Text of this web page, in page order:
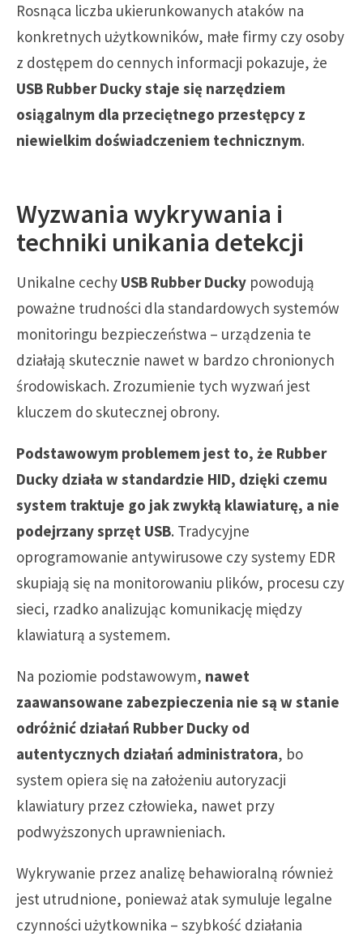
Rosnąca liczba ukierunkowanych ataków na
konkretnych użytkowników, małe firmy czy osoby
z dostępem do cennych informacji pokazuje, że
USB Rubber Ducky staje się narzędziem
osiągalnym dla przeciętnego przestępcy z
niewielkim doświadczeniem technicznym.
Wyzwania wykrywania i
techniki unikania detekcji
Unikalne cechy USB Rubber Ducky powodują
poważne trudności dla standardowych systemów
monitoringu bezpieczeństwa – urządzenia te
działają skutecznie nawet w bardzo chronionych
środowiskach. Zrozumienie tych wyzwań jest
kluczem do skutecznej obrony.
Podstawowym problemem jest to, że Rubber
Ducky działa w standardzie HID, dzięki czemu
system traktuje go jak zwykłą klawiaturę, a nie
podejrzany sprzęt USB. Tradycyjne
oprogramowanie antywirusowe czy systemy EDR
skupiają się na monitorowaniu plików, procesu czy
sieci, rzadko analizując komunikację między
klawiaturą a systemem.
Na poziomie podstawowym, nawet
zaawansowane zabezpieczenia nie są w stanie
odróżnić działań Rubber Ducky od
autentycznych działań administratora, bo
system opiera się na założeniu autoryzacji
klawiatury przez człowieka, nawet przy
podwyższonych uprawnieniach.
Wykrywanie przez analizę behawioralną również
jest utrudnione, ponieważ atak symuluje legalne
czynności użytkownika – szybkość działania